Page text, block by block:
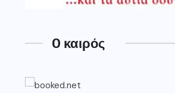
O καιρός